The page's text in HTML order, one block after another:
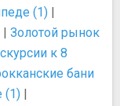
(1) |
| Золотой рынок
к 8
бани
(1) |